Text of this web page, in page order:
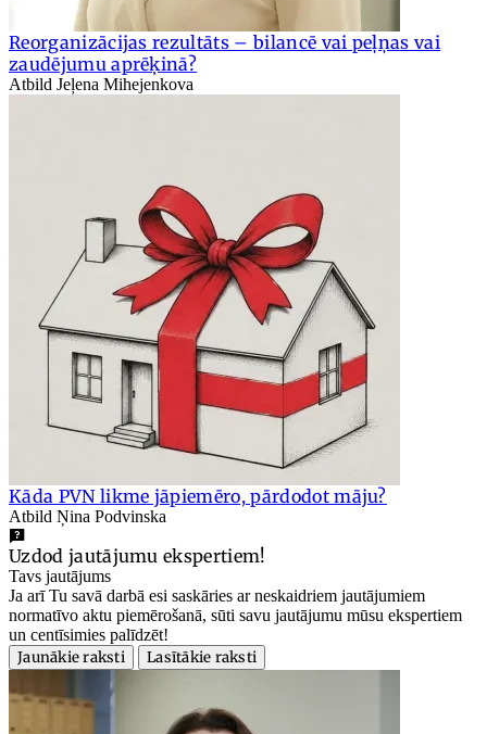
Reorganizācijas rezultāts – bilancē vai peļņas vai
zaudējumu aprēķinā?
Atbild Jeļena Mihejenkova
Kāda PVN likme jāpiemēro, pārdodot māju?
Atbild Ņina Podvinska
Uzdod jautājumu ekspertiem!
Tavs jautājums
Ja arī Tu savā darbā esi saskāries ar neskaidriem jautājumiem
normatīvo aktu piemērošanā, sūti savu jautājumu mūsu ekspertiem
un centīsimies palīdzēt!
Jaunākie raksti
Lasītākie raksti